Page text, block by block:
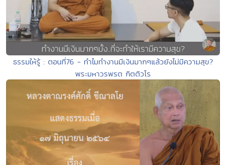
ธรรมให้รู้ : ตอนที่76 - ทำไมทำงานมีเงินมากๆแล้วยังไม่มีความสุข?
พระมหาวรพรต กิตติวโร